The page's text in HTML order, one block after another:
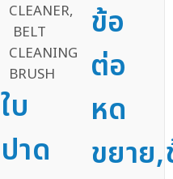
ใบ
ปาด
ข้อ
ต่อ
หด
ขยาย